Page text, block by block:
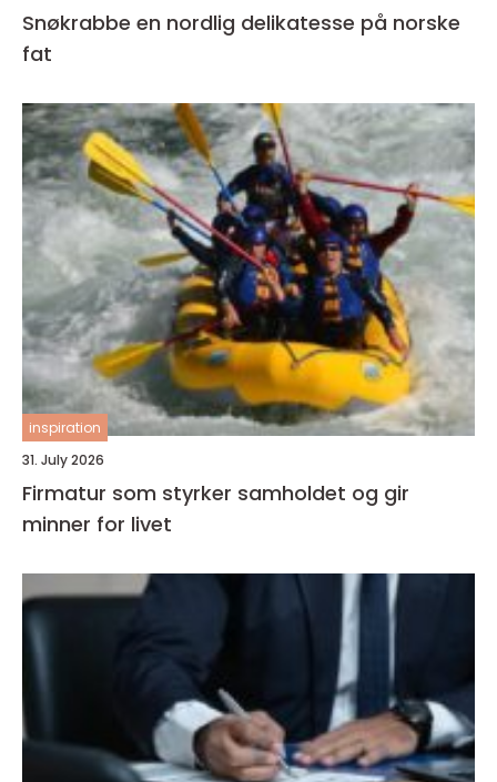
Snøkrabbe en nordlig delikatesse på norske
fat
inspiration
31. July 2026
Firmatur som styrker samholdet og gir
minner for livet